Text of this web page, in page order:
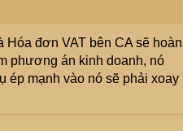
đơn VAT bên CA sẽ hoàn
phương án kinh doanh, nó
ép mạnh vào nó sẽ phải xoay